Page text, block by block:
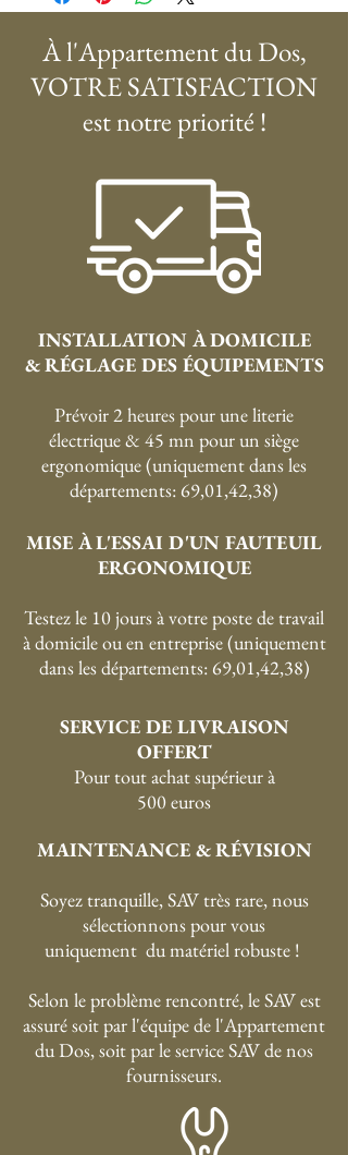
travailler automatiquement dans une
position neutre et détendue. Cette position
réduit la tension sur la main, le poignet et
l'avant-bras, favorise une posture de travail
saine et diminue le risque de troubles tels que
les TMS et le syndrome du canal carpien. La
période d'adaptation. Comme votre poignet
reste droit et que le clic nécessite moins de
résistance, vos doigts ont moins d'effort à
fournir. Cela contribue à une méthode de
travail ergonomique.
À l'Appartement du Dos,
VOTRE SATISFACTION
est notre priorité !
INSTALLATION À DOMICILE
& RÉGLAGE DES ÉQUIPEMENTS
Prévoir 2 heures pour une literie
électrique & 45 mn pour un siège
ergonomique (uniquement dans les
départements: 69,01,42,38)
MISE À L'ESSAI D'UN FAUTEUIL
ERGONOMIQUE
Testez le 10 jours à votre poste de travail
à domicile ou en entreprise (uniquement
dans les départements: 69,01,42,38)
SERVICE DE LIVRAISON
OFFERT
Pour tout achat supérieur à
500 euros
MAINTENANCE & RÉVISION
Soyez tranquille, SAV très rare, nous
sélectionnons pour vous
uniquement du matériel robuste !
Selon le problème rencontré, le SAV est
assuré soit par l'équipe de l'Appartement
du Dos, soit par le service SAV de nos
fournisseurs.